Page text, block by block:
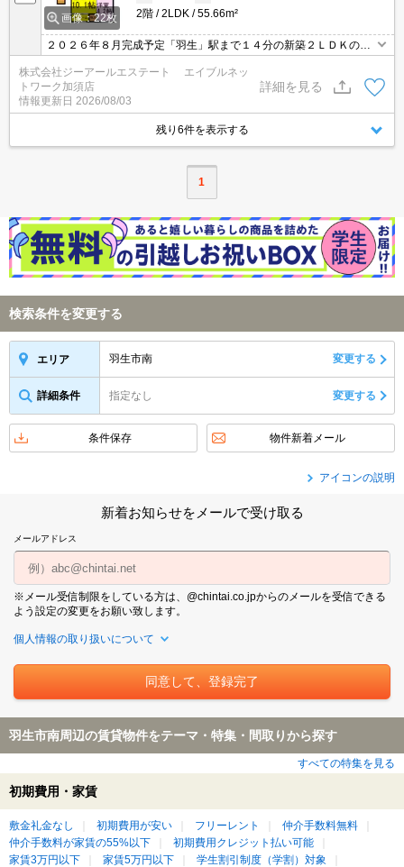
画像：22枚
2階
2LDK 55.66m²
２０２６年８月完成予定「羽生」駅まで１４分の新築２ＬＤＫのお
立地です。インターネット無料・ＴＶドアホン・シャンプードレッ
サー・浴室乾燥機・追い焚き機能・エアコン２台などうれしい設備
がたくさんあります。
株式会社ジーアールエステート エイブルネッ
トワーク加須店
情報更新日 2026/08/03
詳細を見る
残り6件を表示する
1
検索条件を変更する
エリア 羽生市南 変更する
詳細条件 指定なし 変更する
条件保存 物件新着メール
アイコンの説明
新着お知らせをメールで受け取る
メールアドレス
※メール受信制限をしている方は、@chintai.co.jpからのメールを受信できる
よう設定の変更をお願い致します。
個人情報の取り扱いについて
羽生市南周辺の賃貸物件をテーマ・特集・間取りから探す
すべての特集を見る
初期費用・家賃
敷金礼金なし 初期費用が安い フリーレント
仲介手数料無料
仲介手数料が家賃の55%以下
初期費用クレジット払い可能
家賃3万円以下
家賃5万円以下 学生割引制度（学割）対象